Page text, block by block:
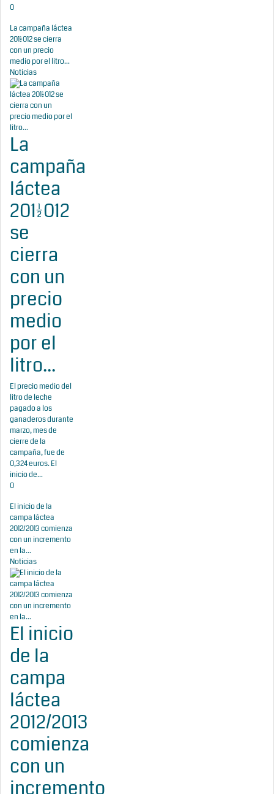
0
La campaña láctea
2011/2012 se cierra
con un precio
medio por el litro...
Noticias
La
campaña
láctea
2011/2012
se
cierra
con un
precio
medio
por el
litro...
El precio medio del
litro de leche
pagado a los
ganaderos durante
marzo, mes de
cierre de la
campaña, fue de
0,324 euros. El
inicio de...
0
El inicio de la
campa láctea
2012/2013 comienza
con un incremento
en la...
Noticias
El inicio
de la
campa
láctea
2012/2013
comienza
con un
incremento